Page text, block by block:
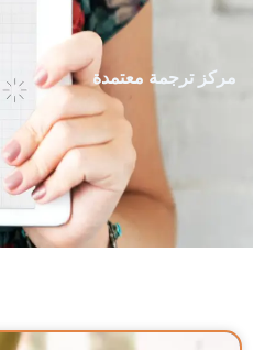
مركز ترجمة معتمدة